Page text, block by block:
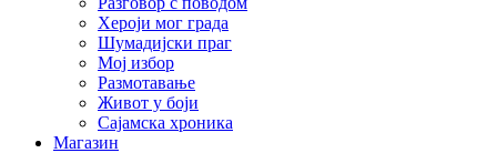
Хероји мог града
Шумадијски праг
Мој избор
Размотавање
Живот у боји
Сајамска хроника
Магазин